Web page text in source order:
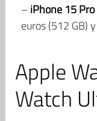
–iPhone 15
euros (512 GB)
Apple
Watch